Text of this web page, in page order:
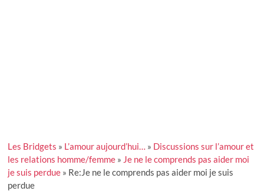
Les Bridgets » L’amour aujourd’hui… » Discussions sur l’amour et
les relations homme/femme » Je ne le comprends pas aider moi
je suis perdue » Re:Je ne le comprends pas aider moi je suis
perdue